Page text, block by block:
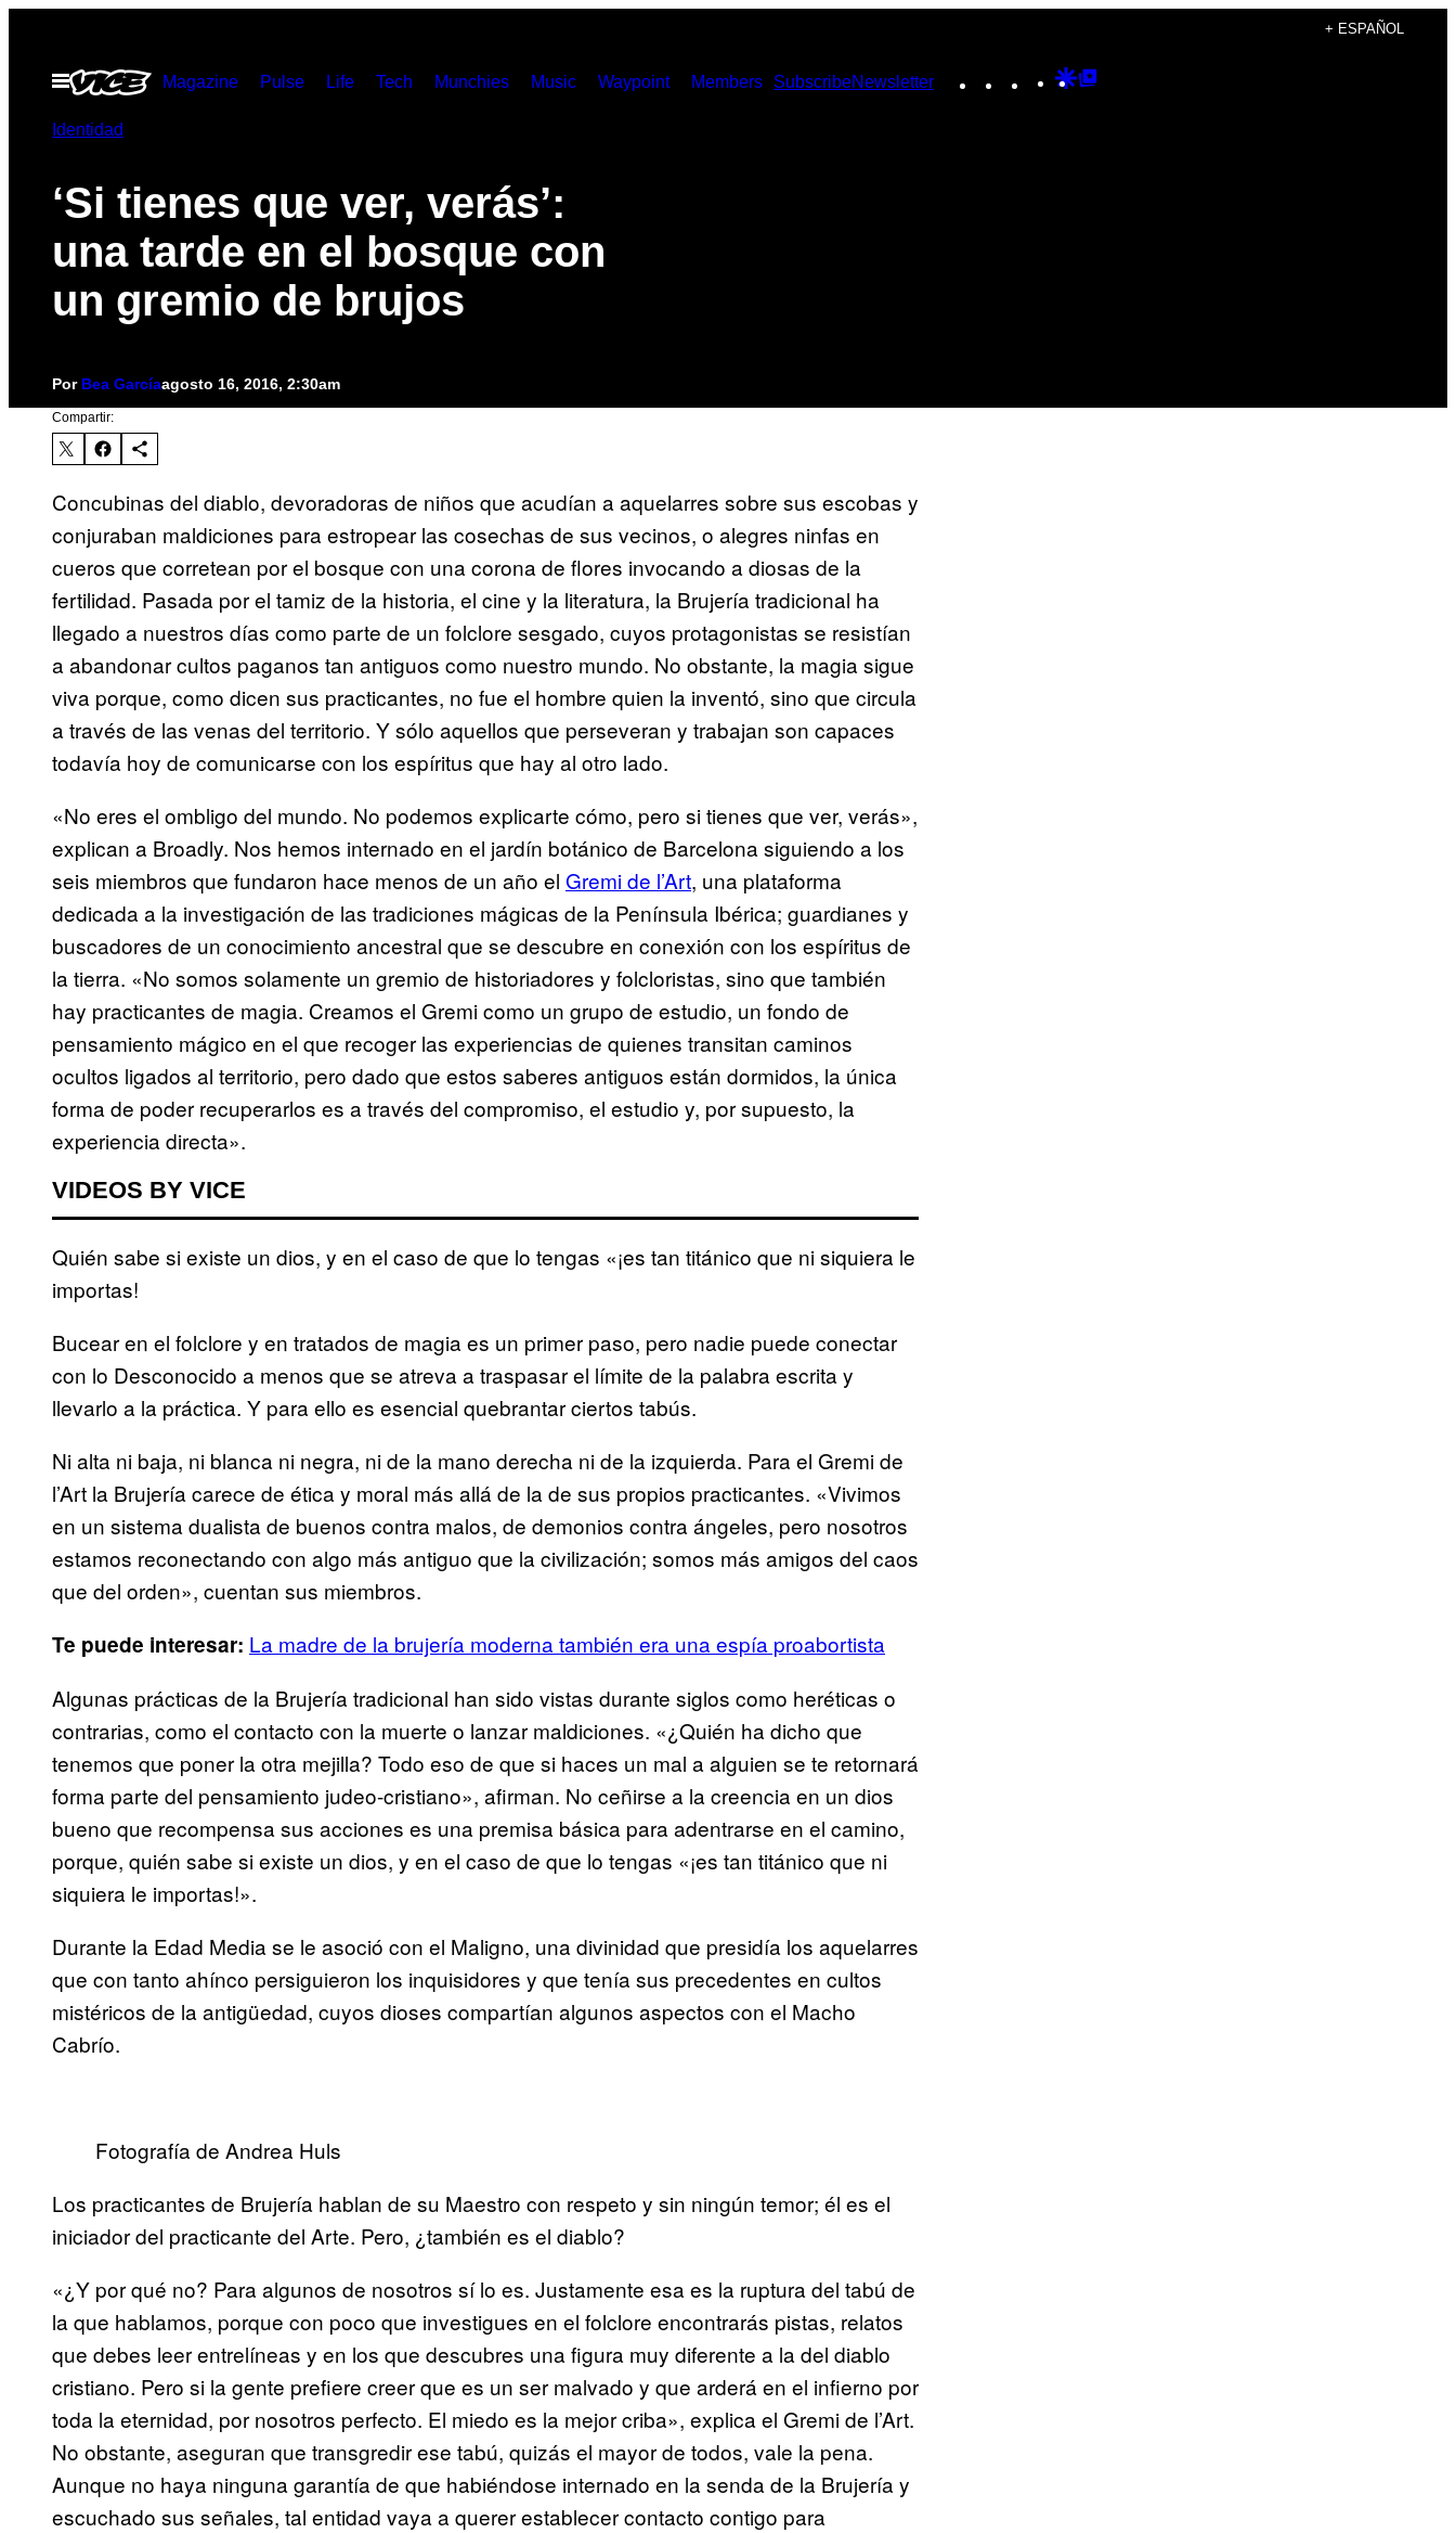
contenido
+ ESPAÑOL
Abrir
Menú
Magazine Pulse Life Tech Munchies Music Waypoint Members SubscribeNewsletter Instagram
TikTokYouTube
Google
Identidad
‘Si tienes que ver, verás’:
una tarde en el bosque con
un gremio de brujos
Por Bea Garcíaagosto 16, 2016, 2:30am
Compartir:
Concubinas del diablo, devoradoras de niños que acudían a aquelarres sobre sus escobas y
conjuraban maldiciones para estropear las cosechas de sus vecinos, o alegres ninfas en
cueros que corretean por el bosque con una corona de flores invocando a diosas de la
fertilidad. Pasada por el tamiz de la historia, el cine y la literatura, la Brujería tradicional ha
llegado a nuestros días como parte de un folclore sesgado, cuyos protagonistas se resistían
a abandonar cultos paganos tan antiguos como nuestro mundo. No obstante, la magia sigue
viva porque, como dicen sus practicantes, no fue el hombre quien la inventó, sino que circula
a través de las venas del territorio. Y sólo aquellos que perseveran y trabajan son capaces
todavía hoy de comunicarse con los espíritus que hay al otro lado.
«No eres el ombligo del mundo. No podemos explicarte cómo, pero si tienes que ver, verás»,
explican a Broadly. Nos hemos internado en el jardín botánico de Barcelona siguiendo a los
seis miembros que fundaron hace menos de un año el Gremi de l’Art, una plataforma
dedicada a la investigación de las tradiciones mágicas de la Península Ibérica; guardianes y
buscadores de un conocimiento ancestral que se descubre en conexión con los espíritus de
la tierra. «No somos solamente un gremio de historiadores y folcloristas, sino que también
hay practicantes de magia. Creamos el Gremi como un grupo de estudio, un fondo de
pensamiento mágico en el que recoger las experiencias de quienes transitan caminos
ocultos ligados al territorio, pero dado que estos saberes antiguos están dormidos, la única
forma de poder recuperarlos es a través del compromiso, el estudio y, por supuesto, la
experiencia directa».
VIDEOS BY VICE
Quién sabe si existe un dios, y en el caso de que lo tengas «¡es tan titánico que ni siquiera le
importas!
Bucear en el folclore y en tratados de magia es un primer paso, pero nadie puede conectar
con lo Desconocido a menos que se atreva a traspasar el límite de la palabra escrita y
llevarlo a la práctica. Y para ello es esencial quebrantar ciertos tabús.
Ni alta ni baja, ni blanca ni negra, ni de la mano derecha ni de la izquierda. Para el Gremi de
l’Art la Brujería carece de ética y moral más allá de la de sus propios practicantes. «Vivimos
en un sistema dualista de buenos contra malos, de demonios contra ángeles, pero nosotros
estamos reconectando con algo más antiguo que la civilización; somos más amigos del caos
que del orden», cuentan sus miembros.
Te puede interesar: La madre de la brujería moderna también era una espía proabortista
Algunas prácticas de la Brujería tradicional han sido vistas durante siglos como heréticas o
contrarias, como el contacto con la muerte o lanzar maldiciones. «¿Quién ha dicho que
tenemos que poner la otra mejilla? Todo eso de que si haces un mal a alguien se te retornará
forma parte del pensamiento judeo-cristiano», afirman. No ceñirse a la creencia en un dios
bueno que recompensa sus acciones es una premisa básica para adentrarse en el camino,
porque, quién sabe si existe un dios, y en el caso de que lo tengas «¡es tan titánico que ni
siquiera le importas!».
Durante la Edad Media se le asoció con el Maligno, una divinidad que presidía los aquelarres
que con tanto ahínco persiguieron los inquisidores y que tenía sus precedentes en cultos
mistéricos de la antigüedad, cuyos dioses compartían algunos aspectos con el Macho
Cabrío.
Fotografía de Andrea Huls
Los practicantes de Brujería hablan de su Maestro con respeto y sin ningún temor; él es el
iniciador del practicante del Arte. Pero, ¿también es el diablo?
«¿Y por qué no? Para algunos de nosotros sí lo es. Justamente esa es la ruptura del tabú de
la que hablamos, porque con poco que investigues en el folclore encontrarás pistas, relatos
que debes leer entrelíneas y en los que descubres una figura muy diferente a la del diablo
cristiano. Pero si la gente prefiere creer que es un ser malvado y que arderá en el infierno por
toda la eternidad, por nosotros perfecto. El miedo es la mejor criba», explica el Gremi de l’Art.
No obstante, aseguran que transgredir ese tabú, quizás el mayor de todos, vale la pena.
Aunque no haya ninguna garantía de que habiéndose internado en la senda de la Brujería y
escuchado sus señales, tal entidad vaya a querer establecer contacto contigo para